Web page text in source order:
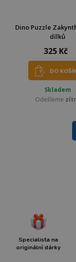
Dino Puzzle
dílků
325 Kč
DO
Skladem
Odešleme
Specialista na
originální dárky